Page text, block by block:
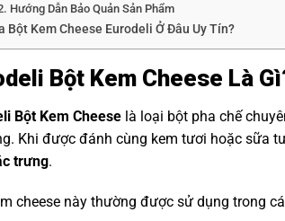
Hướng Dẫn Bảo Quản Sản Phẩm
Bột Kem Cheese Eurodeli Ở Đâu Uy Tín?
Bột Kem Cheese Là
Bột Kem Cheeselà loại bột pha chế
Khi được đánh cùng kem tươi hoặc sữa
trưng.
cheese này thường được sử dụng trong